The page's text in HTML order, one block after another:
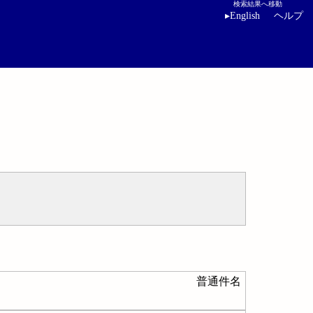
検索結果へ移動
▸English ヘルプ
普通件名